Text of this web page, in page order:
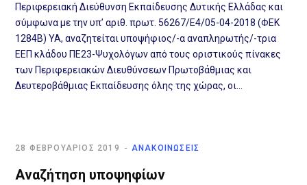
Περιφερειακή Διεύθυνση Εκπαίδευσης Δυτικής Ελλάδας και
σύμφωνα με την υπ’ αριθ. πρωτ. 56267/Ε4/05-04-2018 (ΦΕΚ
1284Β) ΥΑ, αναζητείται υποψήφιος/-α αναπληρωτής/-τρια
ΕΕΠ κλάδου ΠΕ23-Ψυχολόγων από τους οριστικούς πίνακες
των Περιφερειακών Διευθύνσεων Πρωτοβάθμιας και
Δευτεροβάθμιας Εκπαίδευσης όλης της χώρας, οι…
ΑΝΑΚΟΙΝΩΣΕΙΣ
28 ΦΕΒΡΟΥΆΡΙΟΣ 2019
Αναζήτηση υποψηφίων